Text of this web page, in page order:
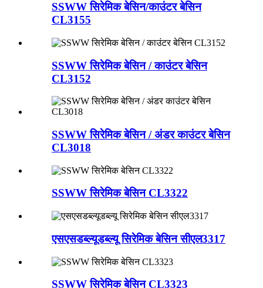
SSWW सिरेमिक बेसिन/काउंटर बेसिन
CL3155
SSWW सिरेमिक बेसिन / काउंटर बेसिन
CL3152
SSWW सिरेमिक बेसिन / अंडर काउंटर बेसिन
CL3018
SSWW सिरेमिक बेसिन CL3322
एसएसडब्ल्यूडब्ल्यू सिरेमिक बेसिन सीएल3317
SSWW सिरेमिक बेसिन CL3323